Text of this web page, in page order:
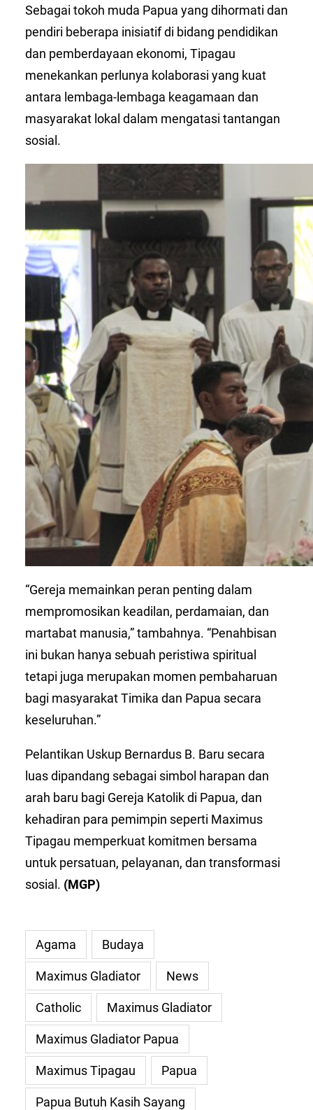
Sebagai tokoh muda Papua yang dihormati dan
pendiri beberapa inisiatif di bidang pendidikan
dan pemberdayaan ekonomi, Tipagau
menekankan perlunya kolaborasi yang kuat
antara lembaga-lembaga keagamaan dan
masyarakat lokal dalam mengatasi tantangan
sosial.
“Gereja memainkan peran penting dalam
mempromosikan keadilan, perdamaian, dan
martabat manusia,” tambahnya. “Penahbisan
ini bukan hanya sebuah peristiwa spiritual
tetapi juga merupakan momen pembaharuan
bagi masyarakat Timika dan Papua secara
keseluruhan.”
Pelantikan Uskup Bernardus B. Baru secara
luas dipandang sebagai simbol harapan dan
arah baru bagi Gereja Katolik di Papua, dan
kehadiran para pemimpin seperti Maximus
Tipagau memperkuat komitmen bersama
untuk persatuan, pelayanan, dan transformasi
sosial. (MGP)
Agama Budaya
Maximus Gladiator News
Catholic Maximus Gladiator
Maximus Gladiator Papua
Maximus Tipagau Papua
Papua Butuh Kasih Sayang